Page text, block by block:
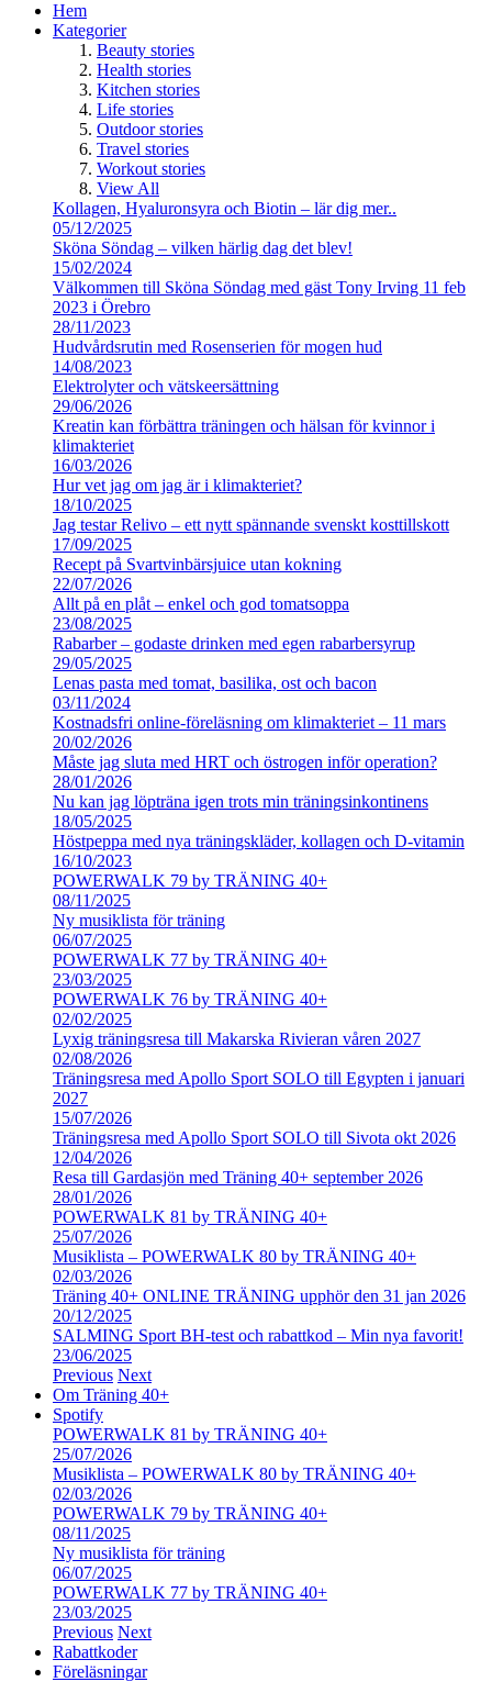
Hem
Kategorier
Beauty stories
Health stories
Kitchen stories
Life stories
Outdoor stories
Travel stories
Workout stories
View All
Kollagen, Hyaluronsyra och Biotin – lär dig mer..
05/12/2025
Sköna Söndag – vilken härlig dag det blev!
15/02/2024
Välkommen till Sköna Söndag med gäst Tony Irving 11 feb
2023 i Örebro
28/11/2023
Hudvårdsrutin med Rosenserien för mogen hud
14/08/2023
Elektrolyter och vätskeersättning
29/06/2026
Kreatin kan förbättra träningen och hälsan för kvinnor i
klimakteriet
16/03/2026
Hur vet jag om jag är i klimakteriet?
18/10/2025
Jag testar Relivo – ett nytt spännande svenskt kosttillskott
17/09/2025
Recept på Svartvinbärsjuice utan kokning
22/07/2026
Allt på en plåt – enkel och god tomatsoppa
23/08/2025
Rabarber – godaste drinken med egen rabarbersyrup
29/05/2025
Lenas pasta med tomat, basilika, ost och bacon
03/11/2024
Kostnadsfri online-föreläsning om klimakteriet – 11 mars
20/02/2026
Måste jag sluta med HRT och östrogen inför operation?
28/01/2026
Nu kan jag löpträna igen trots min träningsinkontinens
18/05/2025
Höstpeppa med nya träningskläder, kollagen och D-vitamin
16/10/2023
POWERWALK 79 by TRÄNING 40+
08/11/2025
Ny musiklista för träning
06/07/2025
POWERWALK 77 by TRÄNING 40+
23/03/2025
POWERWALK 76 by TRÄNING 40+
02/02/2025
Lyxig träningsresa till Makarska Rivieran våren 2027
02/08/2026
Träningsresa med Apollo Sport SOLO till Egypten i januari
2027
15/07/2026
Träningsresa med Apollo Sport SOLO till Sivota okt 2026
12/04/2026
Resa till Gardasjön med Träning 40+ september 2026
28/01/2026
POWERWALK 81 by TRÄNING 40+
25/07/2026
Musiklista – POWERWALK 80 by TRÄNING 40+
02/03/2026
Träning 40+ ONLINE TRÄNING upphör den 31 jan 2026
20/12/2025
SALMING Sport BH-test och rabattkod – Min nya favorit!
23/06/2025
Previous Next
Om Träning 40+
Spotify
POWERWALK 81 by TRÄNING 40+
25/07/2026
Musiklista – POWERWALK 80 by TRÄNING 40+
02/03/2026
POWERWALK 79 by TRÄNING 40+
08/11/2025
Ny musiklista för träning
06/07/2025
POWERWALK 77 by TRÄNING 40+
23/03/2025
Previous Next
Rabattkoder
Föreläsningar